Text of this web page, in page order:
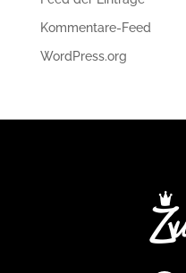
Kommentare-Feed
WordPress.org